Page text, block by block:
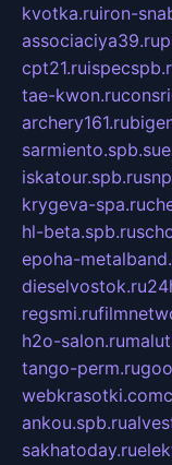
kvotka.ruiron-
associaciya39.ru
cpt21.ru
tae-kwon.ru
archery161.ru
sarmiento.spb.su
iskatour.spb.ru
krygeva-spa.ru
hl-beta.spb.ru
epoha-
dieselvostok.ru
regsmi.ru
h2o-salon.ru
tango-perm.ru
webkrasotki.com
ankou.spb.ru
sakhatoday.ru